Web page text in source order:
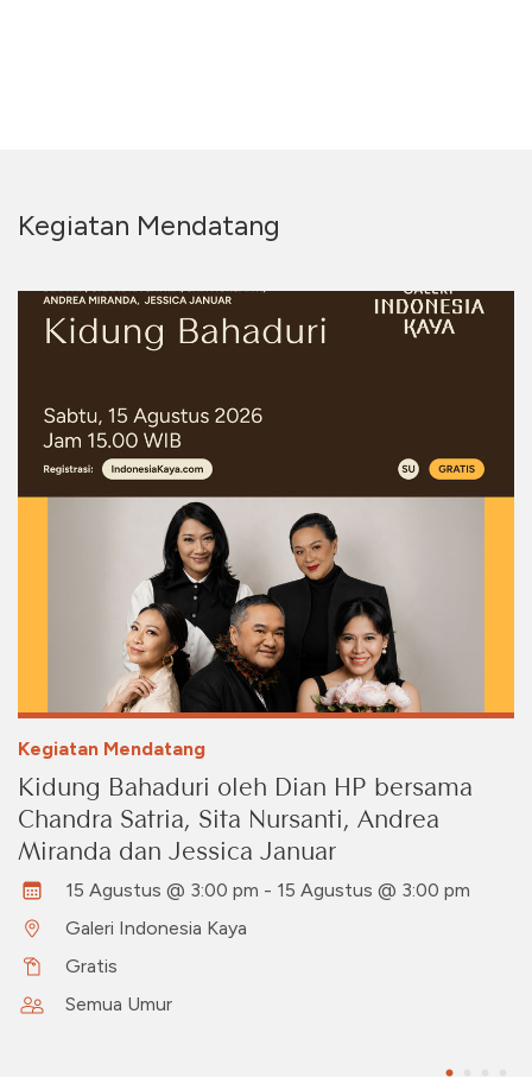
Kegiatan Mendatang
Kegiatan Mendatang
Kidung Bahaduri oleh Dian HP bersama
Chandra Satria, Sita Nursanti, Andrea
Miranda dan Jessica Januar
15 Agustus @ 3:00 pm - 15 Agustus @ 3:00 pm
Galeri Indonesia Kaya
Gratis
Semua Umur